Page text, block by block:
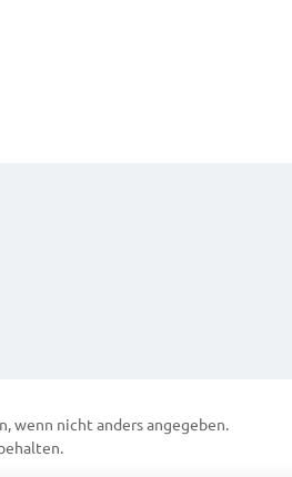
wenn nicht anders angegeben.